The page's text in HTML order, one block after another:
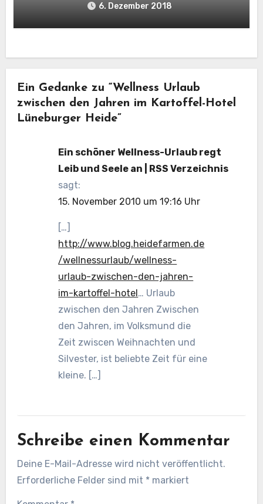
6. Dezember 2018
Ein Gedanke zu “Wellness Urlaub
zwischen den Jahren im Kartoffel-Hotel
Lüneburger Heide”
Ein schöner Wellness-Urlaub regt
Leib und Seele an | RSS Verzeichnis
sagt:
15. November 2010 um 19:16 Uhr
[…]
http://www.blog.heidefarmen.de
/wellnessurlaub/wellness-
urlaub-zwischen-den-jahren-
im-kartoffel-hotel… Urlaub
zwischen den Jahren Zwischen
den Jahren, im Volksmund die
Zeit zwiscen Weihnachten und
Silvester, ist beliebte Zeit für eine
kleine. […]
Schreibe einen Kommentar
Deine E-Mail-Adresse wird nicht veröffentlicht.
Erforderliche Felder sind mit * markiert